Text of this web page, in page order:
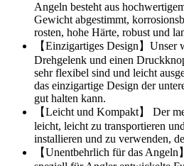
Angeln besteht aus
Gewicht abgestimmt,
rosten, hohe Härte, robust und
【Einzigartiges Design】Unser
Drehgelenk und einen
sehr flexibel sind und leicht
das einzigartige Design der
gut halten kann.
【Leicht und Kompakt】 Der
leicht, leicht zu transportieren
installieren und zu verwenden,
【Unentbehrlich für das Angeln